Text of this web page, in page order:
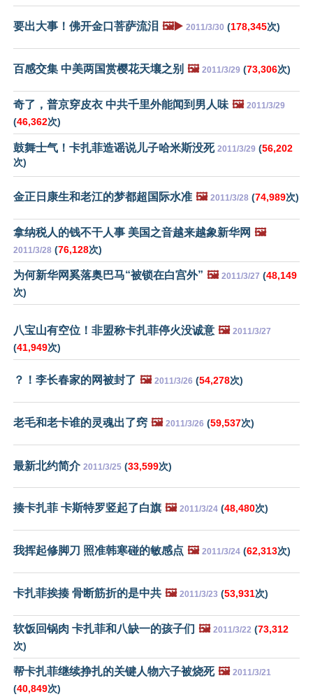
要出大事！佛开金口菩萨流泪 🖼️▶️ 2011/3/30 (178,345次)
百感交集 中美两国赏樱花天壤之别 🖼️ 2011/3/29 (73,306次)
奇了，普京穿皮衣 中共千里外能闻到男人味 🖼️ 2011/3/29
(46,362次)
鼓舞士气！卡扎菲造谣说儿子哈米斯没死 2011/3/29 (56,202
次)
金正日康生和老江的梦都超国际水准 🖼️ 2011/3/28 (74,989次)
拿纳税人的钱不干人事 美国之音越来越象新华网 🖼️
2011/3/28 (76,128次)
为何新华网奚落奥巴马“被锁在白宫外” 🖼️ 2011/3/27 (48,149
次)
八宝山有空位！非盟称卡扎菲停火没诚意 🖼️ 2011/3/27
(41,949次)
？！李长春家的网被封了 🖼️ 2011/3/26 (54,278次)
老毛和老卡谁的灵魂出了窍 🖼️ 2011/3/26 (59,537次)
最新北约简介 2011/3/25 (33,599次)
揍卡扎菲 卡斯特罗竖起了白旗 🖼️ 2011/3/24 (48,480次)
我挥起修脚刀 照准韩寒碰的敏感点 🖼️ 2011/3/24 (62,313次)
卡扎菲挨揍 骨断筋折的是中共 🖼️ 2011/3/23 (53,931次)
软饭回锅肉 卡扎菲和八缺一的孩子们 🖼️ 2011/3/22 (73,312
次)
帮卡扎菲继续挣扎的关键人物六子被烧死 🖼️ 2011/3/21
(40,849次)